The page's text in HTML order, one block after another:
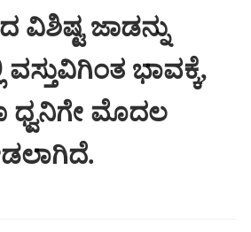
ವಿಶಿಷ್ಟ ಜಾಡನ್ನು
ಭಾವಕ್ಕೆ,
ಧ್ವನಿಗೇ ಮೊದಲ